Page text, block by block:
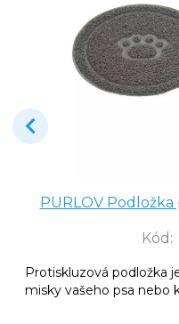
PURLOV
Kód :
Protiskluzová podložka
misky vašeho psa nebo